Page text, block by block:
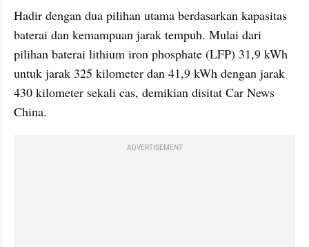
Hadir dengan dua pilihan utama berdasarkan kapasitas
baterai dan kemampuan jarak tempuh. Mulai dari
pilihan baterai lithium iron phosphate (LFP) 31,9 kWh
untuk jarak 325 kilometer dan 41,9 kWh dengan jarak
430 kilometer sekali cas, demikian disitat Car News
China.
ADVERTISEMENT